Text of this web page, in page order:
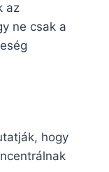
az
ne csak a
hogy